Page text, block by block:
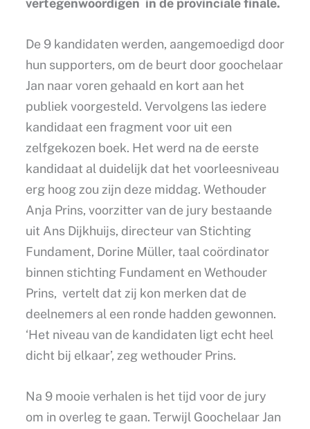
vertegenwoordigen in de provinciale finale.
De 9 kandidaten werden, aangemoedigd door
hun supporters, om de beurt door goochelaar
Jan naar voren gehaald en kort aan het
publiek voorgesteld. Vervolgens las iedere
kandidaat een fragment voor uit een
zelfgekozen boek. Het werd na de eerste
kandidaat al duidelijk dat het voorleesniveau
erg hoog zou zijn deze middag. Wethouder
Anja Prins, voorzitter van de jury bestaande
uit Ans Dijkhuijs, directeur van Stichting
Fundament, Dorine Müller, taal coördinator
binnen stichting Fundament en Wethouder
Prins, vertelt dat zij kon merken dat de
deelnemers al een ronde hadden gewonnen.
‘Het niveau van de kandidaten ligt echt heel
dicht bij elkaar’, zeg wethouder Prins.
Na 9 mooie verhalen is het tijd voor de jury
om in overleg te gaan. Terwijl Goochelaar Jan